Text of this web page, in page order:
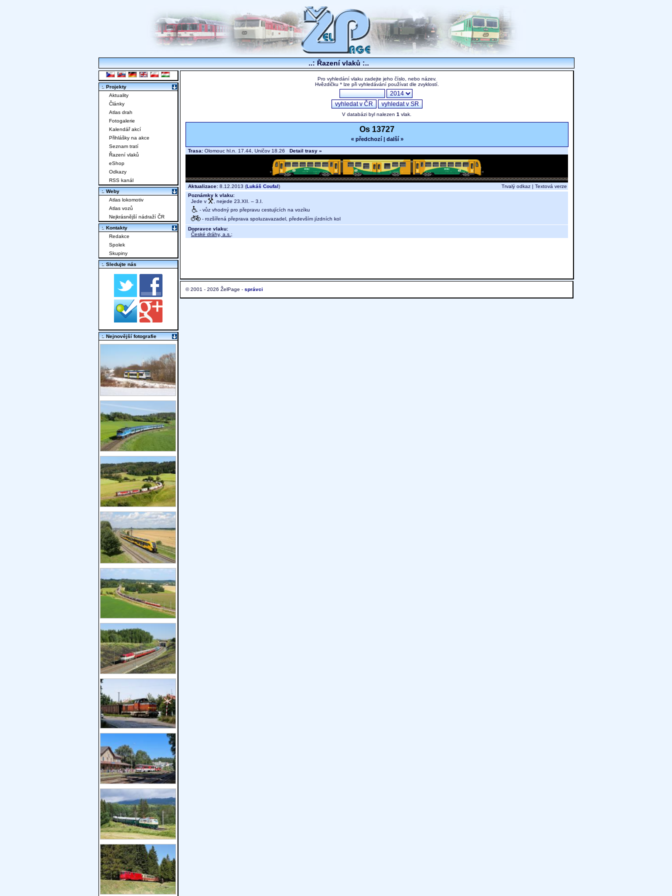
..: Řazení vlaků :..
Pro vyhledání vlaku zadejte jeho číslo, nebo název.
Hvězdičku * lze při vyhledávání používat dle zvyklostí.
V databázi byl nalezen 1 vlak.
Os 13727
« předchozí| další »
Trasa: Olomouc hl.n. 17.44, Uničov 18.26 Detail trasy »
Aktualizace: 8.12.2013 (Lukáš Coufal) Trvalý odkaz | Textová verze
Poznámky k vlaku:
Jede v
, nejede 23.XII. – 3.I.
- vůz vhodný pro přepravu cestujících na vozíku
- rozšířená přeprava spoluzavazadel, především jízdních kol
Dopravce vlaku:
České dráhy, a.s. ;
© 2001 - 2026 ŽelPage - správci
:. Projekty
Aktuality
Články
Atlas drah
Fotogalerie
Kalendář akcí
Přihlášky na akce
Seznam tratí
Řazení vlaků
eShop
Odkazy
RSS kanál
:. Weby
Atlas lokomotiv
Atlas vozů
Nejkrásnější nádraží ČR
:. Kontakty
Redakce
Spolek
Skupiny
:. Sledujte nás
:. Nejnovější fotografie